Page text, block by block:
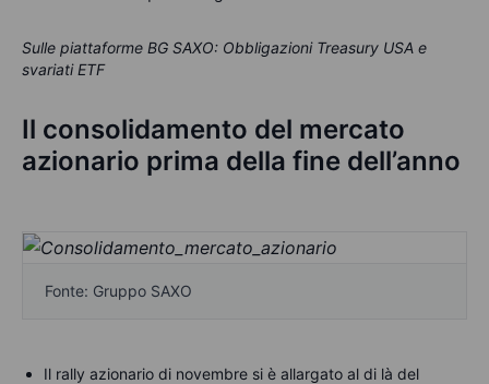
Sulle piattaforme BG SAXO: Obbligazioni Treasury USA e
svariati ETF
Il consolidamento del mercato
azionario prima della fine dell’anno
Fonte: Gruppo SAXO
Il rally azionario di novembre si è allargato al di là del